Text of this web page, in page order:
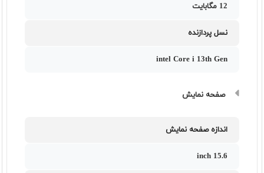
12 مگابایت
نسل پردازنده
intel Core i 13th Gen
صفحه نمایش
اندازه صفحه نمایش
15.6 inch